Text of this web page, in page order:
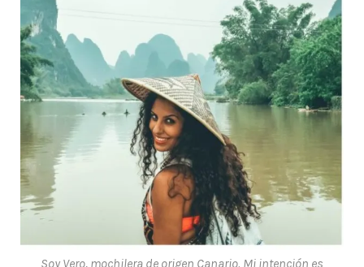
Soy Vero, mochilera de origen Canario. Mi intención es